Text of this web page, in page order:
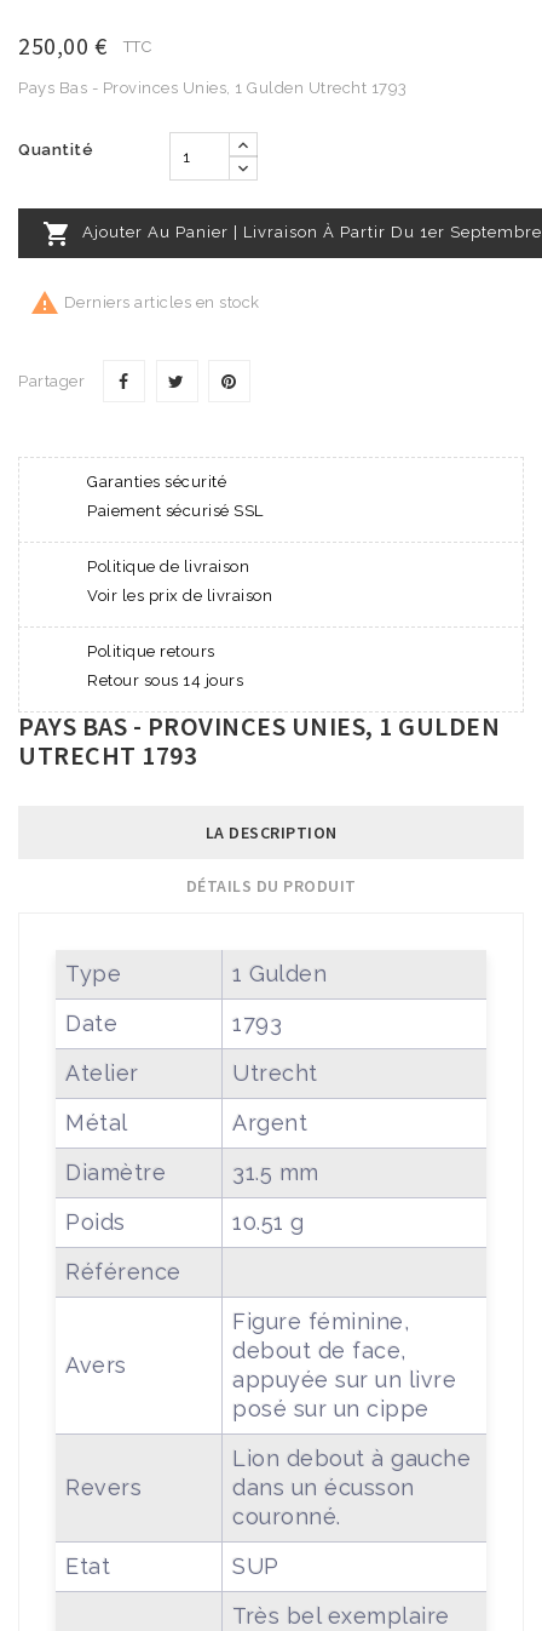
250,00 € TTC
Pays Bas - Provinces Unies, 1 Gulden Utrecht 1793
Quantité
 Ajouter Au Panier | Livraison À Partir Du 1er Septembre
 Derniers articles en stock
Partager
Garanties sécurité
Paiement sécurisé SSL
Politique de livraison
Voir les prix de livraison
Politique retours
Retour sous 14 jours
PAYS BAS - PROVINCES UNIES, 1 GULDEN
UTRECHT 1793
LA DESCRIPTION
DÉTAILS DU PRODUIT
Type
1 Gulden
Date
1793
Atelier
Utrecht
Métal
Argent
Diamètre
31.5 mm
Poids
10.51 g
Référence
Avers
Figure féminine,
debout de face,
appuyée sur un livre
posé sur un cippe
Revers
Lion debout à gauche
dans un écusson
couronné.
Etat
SUP
Très bel exemplaire